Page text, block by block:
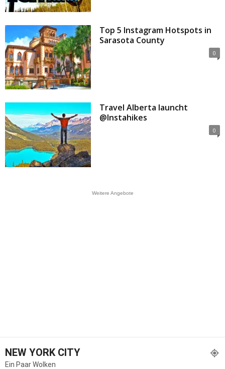
Top 5 Instagram Hotspots in
Sarasota County
0
Travel Alberta launcht
@Instahikes
0
Weitere Angebote
NEW YORK CITY
Ein Paar Wolken